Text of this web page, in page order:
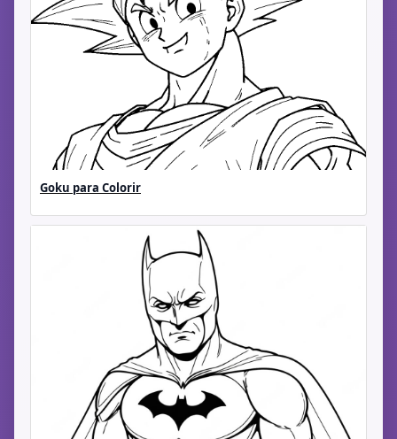
Goku para Colorir